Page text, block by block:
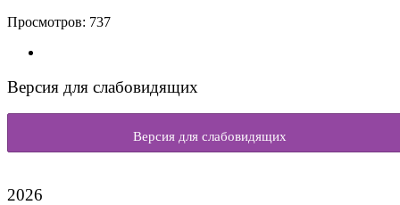
Просмотров: 737
Версия для слабовидящих
Версия для слабовидящих
2026